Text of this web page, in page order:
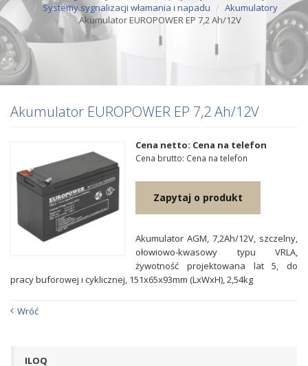
Systemy sygnalizacji włamania i napadu
Akumulatory
Akumulator EUROPOWER EP 7,2 Ah/12V
Akumulator EUROPOWER EP 7,2 Ah/12V
Cena netto: Cena na telefon
Cena brutto: Cena na telefon
Zapytaj o produkt
Akumulator AGM, 7,2Ah/12V, szczelny,
ołowiowo-kwasowy typu VRLA,
żywotność projektowana lat 5, do
pracy buforowej i cyklicznej, 151x65x93mm (LxWxH), 2,54kg
Wróć
ILOQ